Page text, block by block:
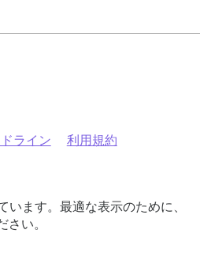
ライン 利用規約
います。最適な表示のために、
さい。